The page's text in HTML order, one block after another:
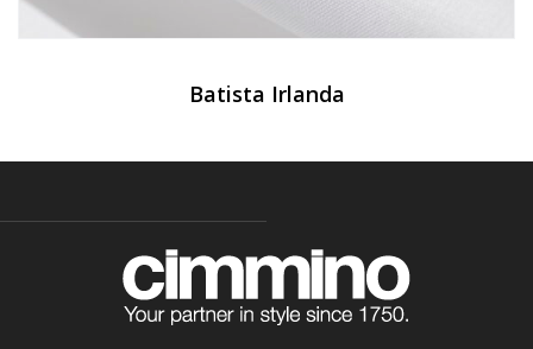
Batista Irlanda